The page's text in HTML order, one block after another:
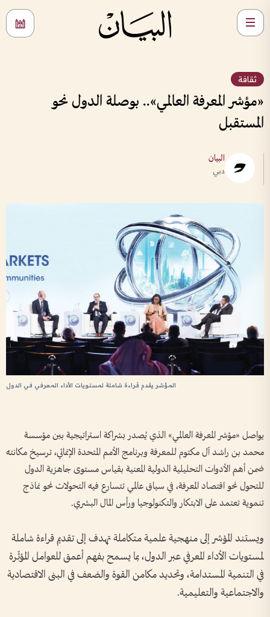
ثقافة
«مؤشر المعرفة العالمي».. بوصلة الدول نحو
المستقبل
البيان
دبي
المؤشر يقدم قراءة شاملة لمستويات الأداء المعرفي في الدول
يواصل «مؤشر المعرفة العالمي» الذي يُصدر بشراكة استراتيجية بين مؤسسة
محمد بن راشد آل مكتوم للمعرفة وبرنامج الأمم المتحدة الإنمائي، ترسيخ مكانته
ضمن أهم الأدوات التحليلية الدولية المعنية بقياس مستوى جاهزية الدول
للتحول نحو اقتصاد المعرفة، في سياق عالمي تتسارع فيه التحولات نحو نماذج
تنموية تعتمد على الابتكار والتكنولوجيا ورأس المال البشري.
ويستند المؤشر إلى منهجية علمية متكاملة تهدف إلى تقديم قراءة شاملة
لمستويات الأداء المعرفي عبر الدول، بما يسمح بفهم أعمق للعوامل المؤثّرة
في التنمية المستدامة، وتحديد مكامن القوة والضعف في البنى الاقتصادية
والاجتماعية والتعليمية.